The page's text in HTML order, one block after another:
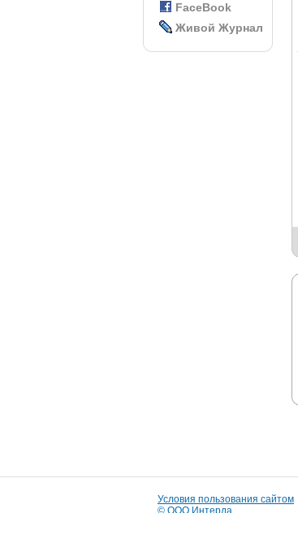
FaceBook
Живой Журнал
Условия пользования сайтом
© ООО Интерда